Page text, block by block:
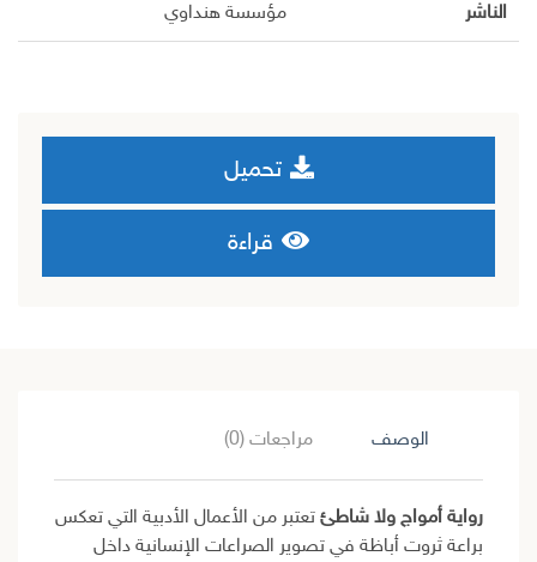
الناشر مؤسسة هنداوي
تحميل
قراءة
الوصف مراجعات (0)
رواية أمواج ولا شاطئ تعتبر من الأعمال الأدبية التي تعكس
براعة ثروت أباظة في تصوير الصراعات الإنسانية داخل